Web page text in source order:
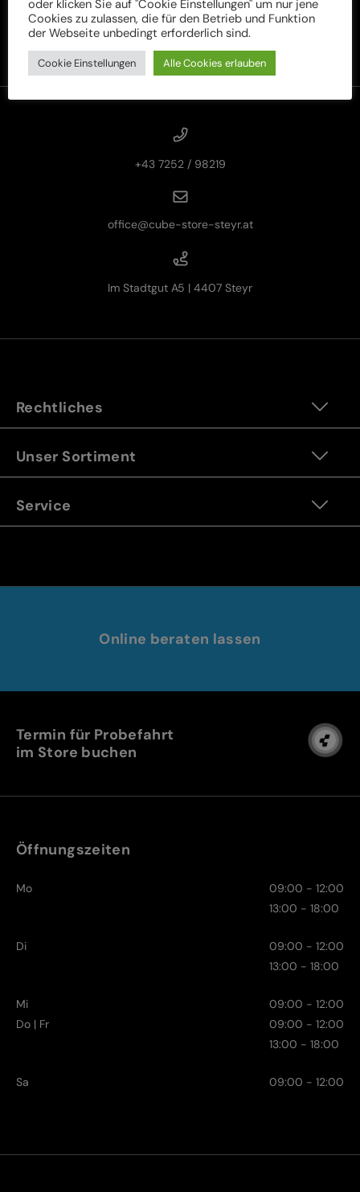
+43 7252 / 98219
office@cube-store-steyr.at
Im Stadtgut A5 | 4407 Steyr
Rechtliches
Unser Sortiment
Service
Online beraten lassen
Termin für Probefahrt
im Store buchen
Öffnungszeiten
Mo
09:00 - 12:00
13:00 - 18:00
Di
09:00 - 12:00
13:00 - 18:00
Mi
09:00 - 12:00
Do | Fr
09:00 - 12:00
13:00 - 18:00
Sa 09:00 - 12:00
oder klicken Sie auf "Cookie Einstellungen" um nur jene
Cookies zu zulassen, die für den Betrieb und Funktion
der Webseite unbedingt erforderlich sind.
Cookie Einstellungen Alle Cookies erlauben